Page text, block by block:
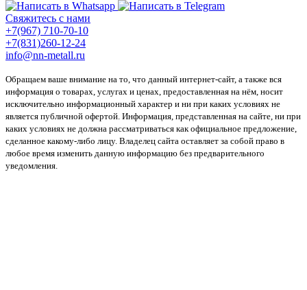
Свяжитесь с нами
+7(967) 710-70-10
+7(831)260-12-24
info@nn-metall.ru
Обращаем ваше внимание на то, что данный интернет-сайт, а также вся
информация о товарах, услугах и ценах, предоставленная на нём, носит
исключительно информационный характер и ни при каких условиях не
является публичной офертой. Информация, представленная на сайте, ни при
каких условиях не должна рассматриваться как официальное предложение,
сделанное какому-либо лицу. Владелец сайта оставляет за собой право в
любое время изменить данную информацию без предварительного
уведомления.